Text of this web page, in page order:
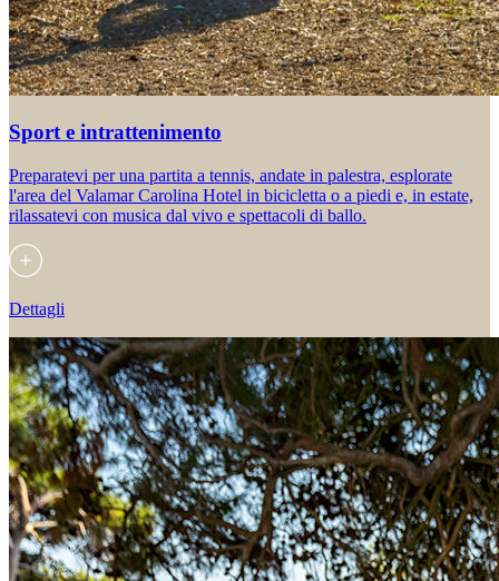
Sport e intrattenimento
Preparatevi per una partita a tennis, andate in palestra, esplorate
l'area del Valamar Carolina Hotel in bicicletta o a piedi e, in estate,
rilassatevi con musica dal vivo e spettacoli di ballo.
Dettagli